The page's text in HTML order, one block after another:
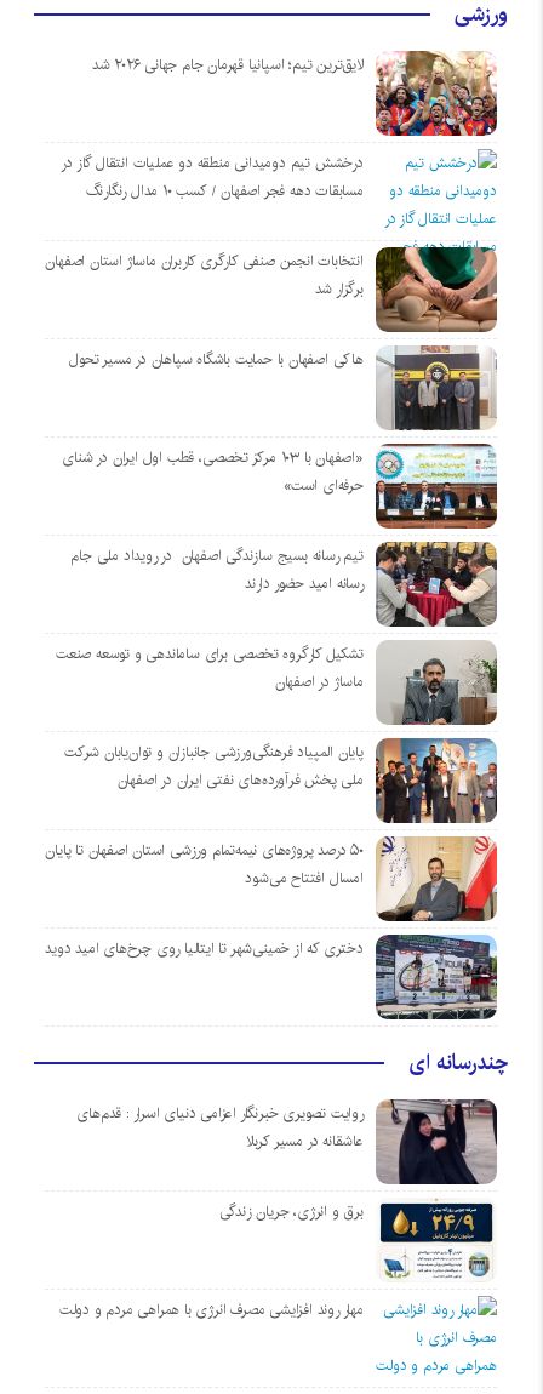
ورزشی
لایق‌ترین تیم؛ اسپانیا قهرمان جام جهانی ۲۰۲۶ شد
درخشش تیم دومیدانی منطقه دو عملیات انتقال گاز در
مسابقات دهه فجر اصفهان / کسب ۱۰ مدال رنگارنگ
انتخابات انجمن صنفی کارگری کاربران ماساژ استان اصفهان
برگزار شد
هاکی اصفهان با حمایت باشگاه سپاهان در مسیر تحول
«اصفهان با ۱۰۳ مرکز تخصصی، قطب اول ایران در شنای
حرفه‌ای است»
تیم رسانه بسیج سازندگی اصفهان در رویداد ملی جام
رسانه امید حضور دارند
تشکیل کارگروه تخصصی برای ساماندهی و توسعه صنعت
ماساژ در اصفهان
پایان المپیاد فرهنگی‌ورزشی جانبازان و توان‌یابان شرکت
ملی پخش فرآورده‌های نفتی ایران در اصفهان
۵۰ درصد پروژه‌های نیمه‌تمام ورزشی استان اصفهان تا پایان
امسال افتتاح می‌شود
دختری که از خمینی‌شهر تا ایتالیا روی چرخ‌های امید دوید
چندرسانه ای
روایت تصویری خبرنگار اعزامی دنیای اسرار : قدم‌های
عاشقانه در مسیر کربلا
برق و انرژی، جریان زندگی
مهار روند افزایشی مصرف انرژی با همراهی مردم و دولت